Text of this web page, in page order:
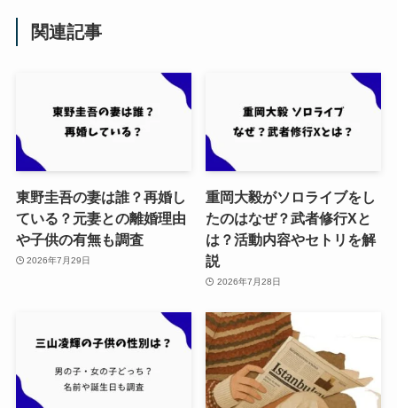
関連記事
東野圭吾の妻は誰？再婚し
ている？元妻との離婚理由
や子供の有無も調査
2026年7月29日
重岡大毅がソロライブをし
たのはなぜ？武者修行Xと
は？活動内容やセトリを解
説
2026年7月28日